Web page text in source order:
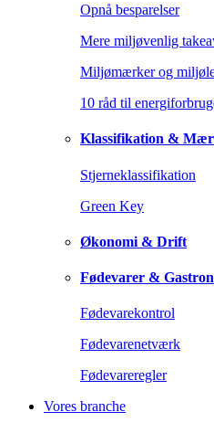
Opnå besparelser
Mere miljøvenlig
Miljømærker og
10 råd til
Klassifikation &
Stjerneklassifikation
Green Key
Økonomi & Drift
Fødevarer &
Fødevarekontrol
Fødevarenetværk
Fødevareregler
Vores branche